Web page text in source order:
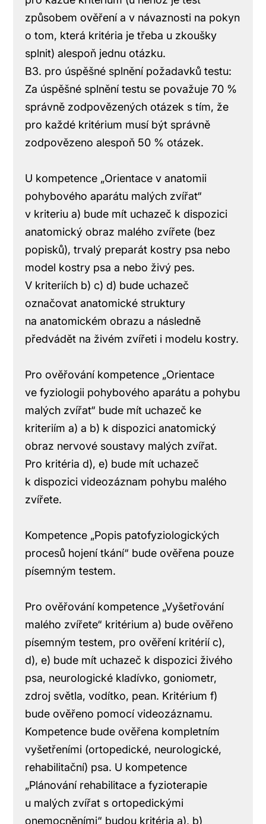
způsobem ověření a v návaznosti na pokyn
o tom, která kritéria je třeba u zkoušky
splnit) alespoň jednu otázku.
B3. pro úspěšné splnění požadavků testu:
Za úspěšné splnění testu se považuje 70 %
správně zodpovězených otázek s tím, že
pro každé kritérium musí být správně
zodpovězeno alespoň 50 % otázek.
U kompetence „Orientace v anatomii
pohybového aparátu malých zvířat“
v kriteriu a) bude mít uchazeč k dispozici
anatomický obraz malého zvířete (bez
popisků), trvalý preparát kostry psa nebo
model kostry psa a nebo živý pes.
V kriteriích b) c) d) bude uchazeč
označovat anatomické struktury
na anatomickém obrazu a následně
předvádět na živém zvířeti i modelu kostry.
Pro ověřování kompetence „Orientace
ve fyziologii pohybového aparátu a pohybu
malých zvířat“ bude mít uchazeč ke
kriteriím a) a b) k dispozici anatomický
obraz nervové soustavy malých zvířat.
Pro kritéria d), e) bude mít uchazeč
k dispozici videozáznam pohybu malého
zvířete.
Kompetence „Popis patofyziologických
procesů hojení tkání“ bude ověřena pouze
písemným testem.
Pro ověřování kompetence „Vyšetřování
malého zvířete“ kritérium a) bude ověřeno
písemným testem, pro ověření kritérií c),
d), e) bude mít uchazeč k dispozici živého
psa, neurologické kladívko, goniometr,
zdroj světla, vodítko, pean. Kritérium f)
bude ověřeno pomocí videozáznamu.
Kompetence bude ověřena kompletním
vyšetřeními (ortopedické, neurologické,
rehabilitační) psa. U kompetence
„Plánování rehabilitace a fyzioterapie
u malých zvířat s ortopedickými
onemocněními“ budou kritéria a), b)